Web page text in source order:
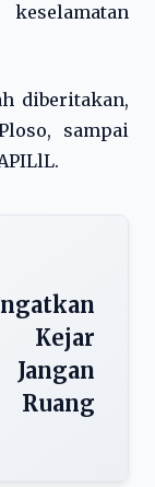
diberitakan,
sampai
Kejar
Ruang